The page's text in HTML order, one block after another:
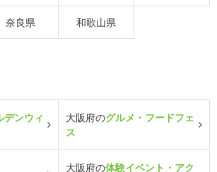
奈良県 和歌山県
デンウィ
大阪府のグルメ・フードフェ
ス
大阪府の体験イベント・アク